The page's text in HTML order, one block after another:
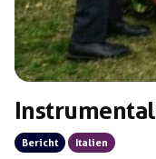
Bericht Italien